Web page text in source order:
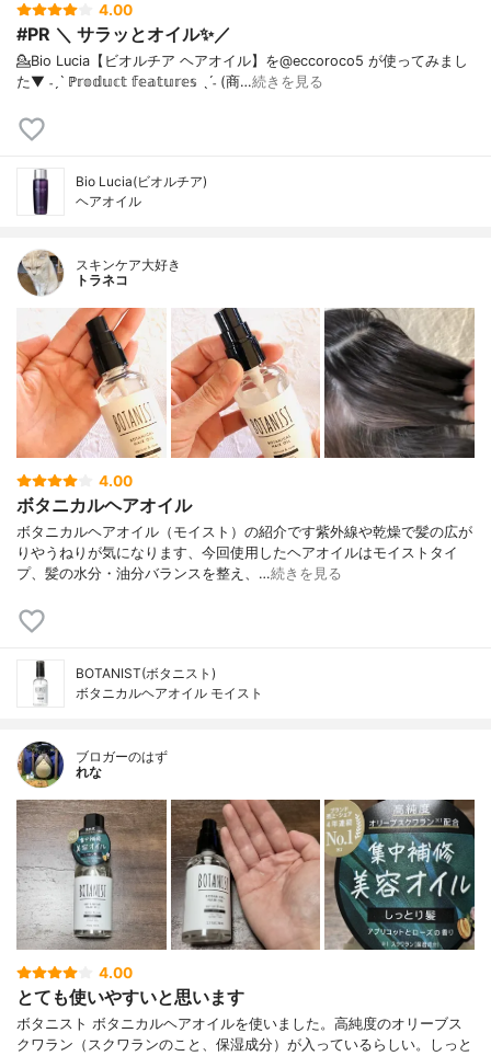
4.00
#PR ＼ サラッとオイル✨／
💁Bio Lucia【ビオルチア ヘアオイル】を@eccoroco5 が使ってみまし
た⁡⁡⁡⁡▼⁡⁡ ˗ˏˋ ℙ𝕣𝕠𝕕𝕦𝕔𝕥 𝕗𝕖𝕒𝕥𝕦𝕣𝕖𝕤 ˎˊ˗ (商…続きを見る
Bio Lucia(ビオルチア)
ヘアオイル
スキンケア大好き
トラネコ
4.00
ボタニカルヘアオイル
ボタニカルヘアオイル（モイスト）の紹介です紫外線や乾燥で髪の広が
りやうねりが気になります、今回使用したヘアオイルはモイストタイ
プ、髪の水分・油分バランスを整え、…続きを見る
BOTANIST(ボタニスト)
ボタニカルヘアオイル モイスト
ブロガーのはず
れな
4.00
とても使いやすいと思います
ボタニスト ボタニカルヘアオイルを使いました。高純度のオリーブス
クワラン（スクワランのこと、保湿成分）が入っているらしい。しっと